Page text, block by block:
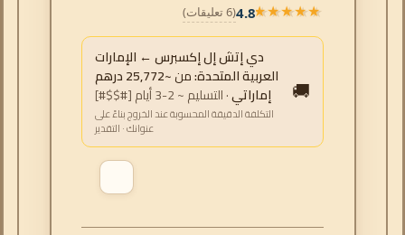
★★★★★
★★★★★
4.8(6 تعليقات)
🚚
دي إتش إل إكسبرس ← الإمارات
العربية المتحدة:من
~25,772 درهم
إماراتي· التسليم ~ 2-3 أيام [#$$#]
التكلفة الدقيقة المحسوبة عند الخروج بناءً على
عنوانك · التقدير